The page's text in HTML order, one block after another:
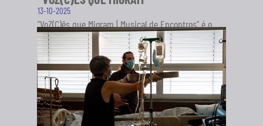
13-10-2025
"VoZ(C)ês que Migram | Musical de Encontros" é o
novo projeto da Sociedade Artística Musical dos
Pousos (SAMP), em...
SABER MAIS